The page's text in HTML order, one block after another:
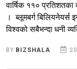
वार्षिक ११०
। ब्लूमबर्ग
विश्वको सबैभन्दा धनी
BY BIZSHALA